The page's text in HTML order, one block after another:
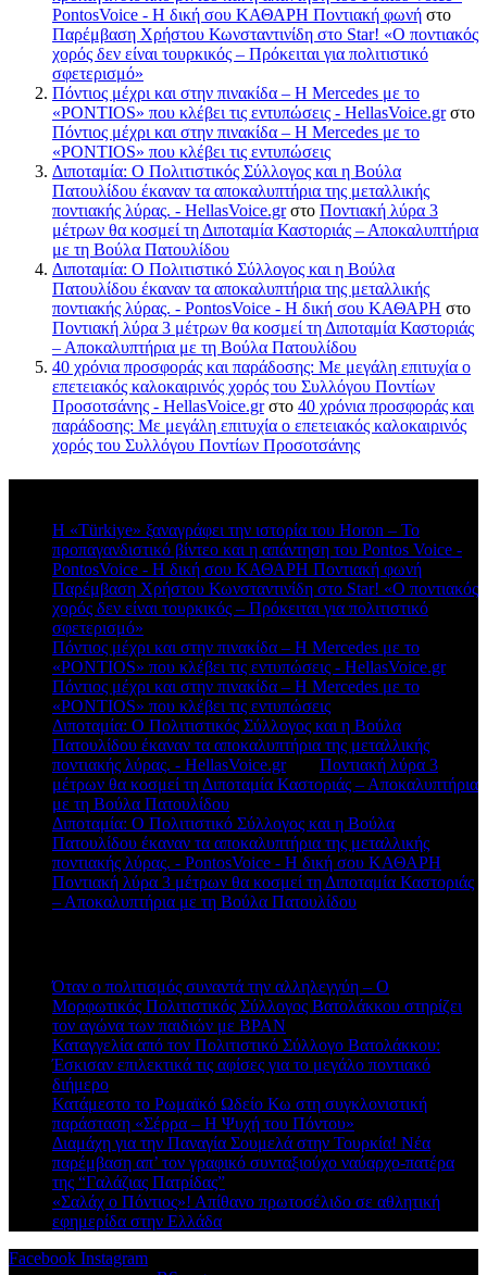
PontosVoice - H δική σου ΚΑΘΑΡΗ Ποντιακή φωνή στο
Παρέμβαση Χρήστου Κωνσταντινίδη στο Star! «Ο ποντιακός
χορός δεν είναι τουρκικός – Πρόκειται για πολιτιστικό
σφετερισμό»
Πόντιος μέχρι και στην πινακίδα – Η Mercedes με το
«PONTIOS» που κλέβει τις εντυπώσεις - HellasVoice.grστο
Πόντιος μέχρι και στην πινακίδα – Η Mercedes με το
«PONTIOS» που κλέβει τις εντυπώσεις
Διποταμία: Ο Πολιτιστικός Σύλλογος και η Βούλα
Πατουλίδου έκαναν τα αποκαλυπτήρια της μεταλλικής
ποντιακής λύρας. - HellasVoice.grστο Ποντιακή λύρα 3
μέτρων θα κοσμεί τη Διποταμία Καστοριάς – Αποκαλυπτήρια
με τη Βούλα Πατουλίδου
Διποταμία: Ο Πολιτιστικό Σύλλογος και η Βούλα
Πατουλίδου έκαναν τα αποκαλυπτήρια της μεταλλικής
ποντιακής λύρας. - PontosVoice - H δική σου ΚΑΘΑΡΗ στο
Ποντιακή λύρα 3 μέτρων θα κοσμεί τη Διποταμία Καστοριάς
– Αποκαλυπτήρια με τη Βούλα Πατουλίδου
40 χρόνια προσφοράς και παράδοσης: Με μεγάλη επιτυχία ο
επετειακός καλοκαιρινός χορός του Συλλόγου Ποντίων
Προσοτσάνης - HellasVoice.grστο 40 χρόνια προσφοράς και
παράδοσης: Με μεγάλη επιτυχία ο επετειακός καλοκαιρινός
χορός του Συλλόγου Ποντίων Προσοτσάνης
Η «Türkiye» ξαναγράφει την ιστορία του Horon – Το
προπαγανδιστικό βίντεο και η απάντηση του Pontos Voice -
PontosVoice - H δική σου ΚΑΘΑΡΗ Ποντιακή φωνή
Παρέμβαση Χρήστου Κωνσταντινίδη στο Star! «Ο ποντιακός
χορός δεν είναι τουρκικός – Πρόκειται για πολιτιστικό
σφετερισμό»
Πόντιος μέχρι και στην πινακίδα – Η Mercedes με το
«PONTIOS» που κλέβει τις εντυπώσεις - HellasVoice.grστο
Πόντιος μέχρι και στην πινακίδα – Η Mercedes με το
«PONTIOS» που κλέβει τις εντυπώσεις
Διποταμία: Ο Πολιτιστικός Σύλλογος και η Βούλα
Πατουλίδου έκαναν τα αποκαλυπτήρια της μεταλλικής
ποντιακής λύρας. - HellasVoice.grστο Ποντιακή λύρα 3
μέτρων θα κοσμεί τη Διποταμία Καστοριάς – Αποκαλυπτήρια
με τη Βούλα Πατουλίδου
Διποταμία: Ο Πολιτιστικό Σύλλογος και η Βούλα
Πατουλίδου έκαναν τα αποκαλυπτήρια της μεταλλικής
ποντιακής λύρας. - PontosVoice - H δική σου ΚΑΘΑΡΗ
Ποντιακή λύρα 3 μέτρων θα κοσμεί τη Διποταμία Καστοριάς
– Αποκαλυπτήρια με τη Βούλα Πατουλίδου
Όταν ο πολιτισμός συναντά την αλληλεγγύη – Ο
Μορφωτικός Πολιτιστικός Σύλλογος Βατολάκκου στηρίζει
τον αγώνα των παιδιών με BPAN
Καταγγελία από τον Πολιτιστικό Σύλλογο Βατολάκκου:
Έσκισαν επιλεκτικά τις αφίσες για το μεγάλο ποντιακό
διήμερο
Κατάμεστο το Ρωμαϊκό Ωδείο Κω στη συγκλονιστική
παράσταση «Σέρρα – Η Ψυχή του Πόντου»
Διαμάχη για την Παναγία Σουμελά στην Τουρκία! Νέα
παρέμβαση απ’ τον γραφικό συνταξιούχο ναύαρχο-πατέρα
της “Γαλάζιας Πατρίδας”
«Σαλάχ ο Πόντιος»! Απίθανο πρωτοσέλιδο σε αθλητική
εφημερίδα στην Ελλάδα
Facebook Instagram